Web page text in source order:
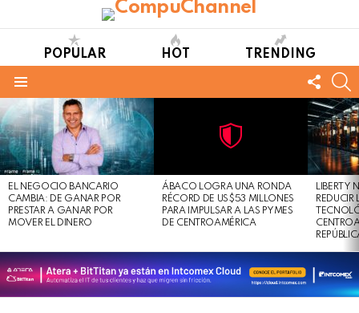
POPULAR HOT TRENDING
US
LATEST
STORIES
EL NEGOCIO BANCARIO
CAMBIA: DE GANAR POR
PRESTAR A GANAR POR
MOVER EL DINERO
Safe
For
Work
view
this
post
ÁBACO LOGRA UNA RONDA
RÉCORD DE US$53 MILLONES
PARA IMPULSAR A LAS PYMES
DE CENTROAMÉRICA
LIBERTY
REDUCIR